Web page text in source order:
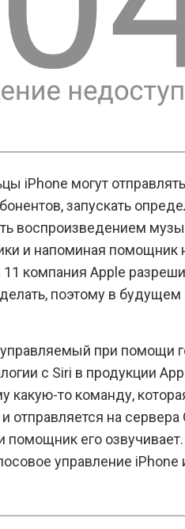
iPhone могут отправлять
запускать
воспроизведением
и напоминая помощник
компания Apple
поэтому в
при помощи
с Siri в продукции
какую-то команду,
отправляется на сервера
помощник его
управление